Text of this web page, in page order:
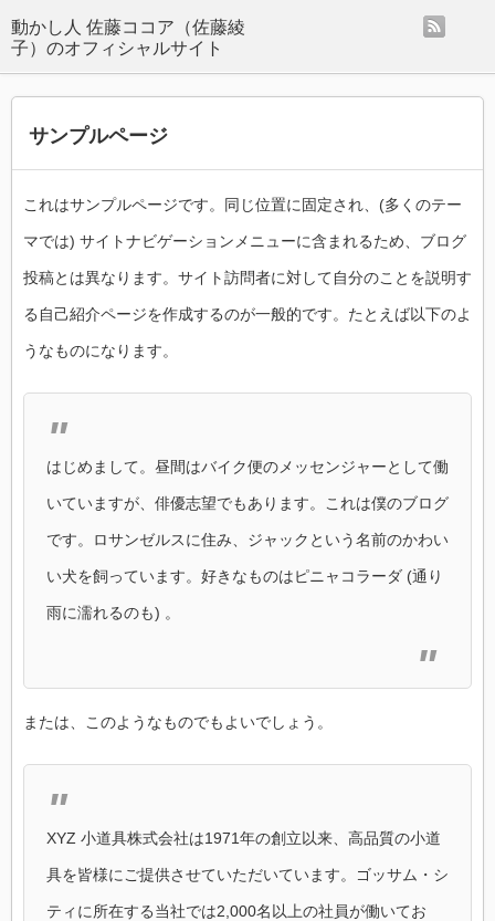
動かし人 佐藤ココア（佐藤綾
子）のオフィシャルサイト
サンプルページ
これはサンプルページです。同じ位置に固定され、(多くのテー
マでは) サイトナビゲーションメニューに含まれるため、ブログ
投稿とは異なります。サイト訪問者に対して自分のことを説明す
る自己紹介ページを作成するのが一般的です。たとえば以下のよ
うなものになります。
はじめまして。昼間はバイク便のメッセンジャーとして働
いていますが、俳優志望でもあります。これは僕のブログ
です。ロサンゼルスに住み、ジャックという名前のかわい
い犬を飼っています。好きなものはピニャコラーダ (通り
雨に濡れるのも) 。
または、このようなものでもよいでしょう。
XYZ 小道具株式会社は1971年の創立以来、高品質の小道
具を皆様にご提供させていただいています。ゴッサム・シ
ティに所在する当社では2,000名以上の社員が働いてお